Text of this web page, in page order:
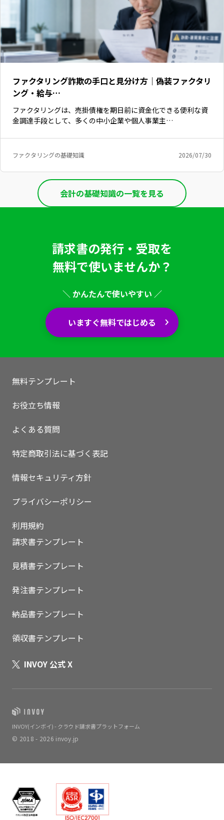
ファクタリング詐欺の手口と見分け方｜偽装ファクタリ
ング・給与…
ファクタリングは、売掛債権を期日前に資金化できる便利な資
金調達手段として、多くの中小企業や個人事業主…
ファクタリングの基礎知識 2026/07/30
会計の基礎知識の一覧を見る
いますぐ無料登録
請求書の発行・受取を
無料で使いませんか？
＼ かんたんで使いやすい ／
いますぐ無料ではじめる
無料テンプレート
お役立ち情報
よくある質問
特定商取引法に基づく表記
情報セキュリティ方針
プライバシーポリシー
利用規約
請求書テンプレート
見積書テンプレート
発注書テンプレート
納品書テンプレート
領収書テンプレート
INVOY 公式 X
INVOY(インボイ) - クラウド請求書プラットフォーム
© 2018 - 2026 invoy.jp